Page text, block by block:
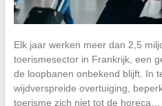
Elk jaar werken meer dan 2,5
toerismesector in Frankrijk, een
de loopbanen onbekend blijft. In
wijdverspreide overtuiging,
toerisme zich niet tot de horeca…